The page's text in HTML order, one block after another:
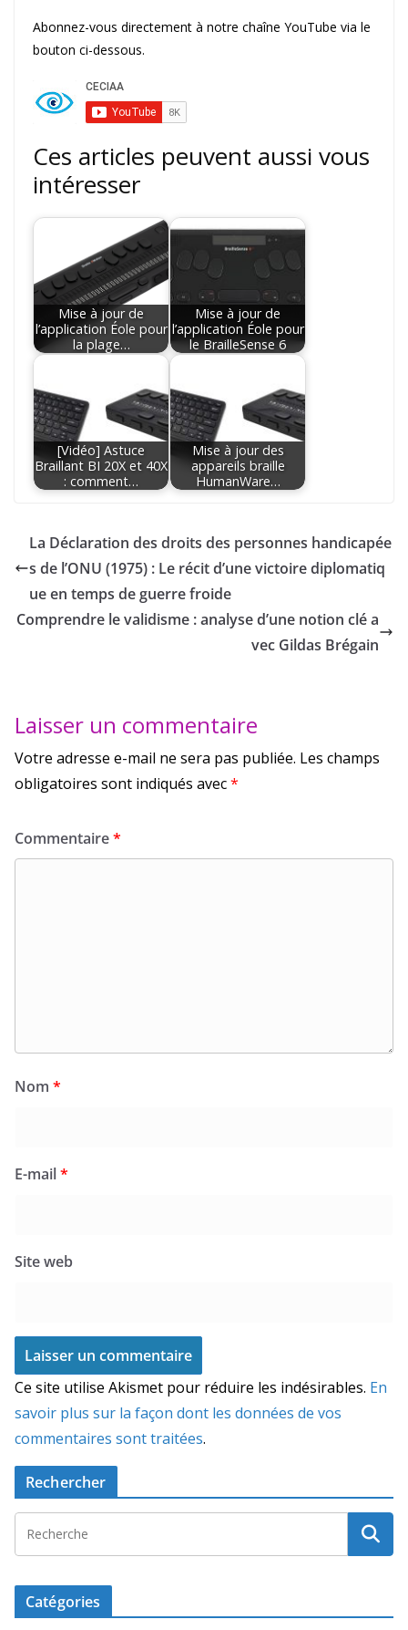
Abonnez-vous directement à notre chaîne YouTube via le
bouton ci-dessous.
Ces articles peuvent aussi vous
intéresser
Mise à jour de
l’application Éole pour
la plage…
Mise à jour de
l’application Éole pour
le BrailleSense 6
[Vidéo] Astuce
Braillant BI 20X et 40X
: comment…
Mise à jour des
appareils braille
HumanWare…
La Déclaration des droits des personnes handicapée
s de l’ONU (1975) : Le récit d’une victoire diplomatiq
ue en temps de guerre froide
Comprendre le validisme : analyse d’une notion clé a
vec Gildas Brégain
Laisser un commentaire
Votre adresse e-mail ne sera pas publiée. Les champs
obligatoires sont indiqués avec*
Commentaire*
Nom *
E-mail*
Site web
Ce site utilise Akismet pour réduire les indésirables. En
savoir plus sur la façon dont les données de vos
commentaires sont traitées.
Rechercher
Catégories